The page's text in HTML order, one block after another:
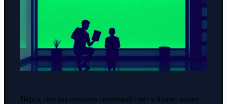
Перед тем как открыть семейный счёт в банке, важно